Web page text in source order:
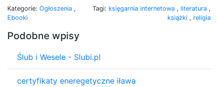
Kategorie: Ogłoszenia ,
Ebooki
Tagi: księgarnia internetowa , literatura ,
książki , religia
Podobne wpisy
Ślub i Wesele - Slubi.pl
certyfikaty eneregetyczne iława